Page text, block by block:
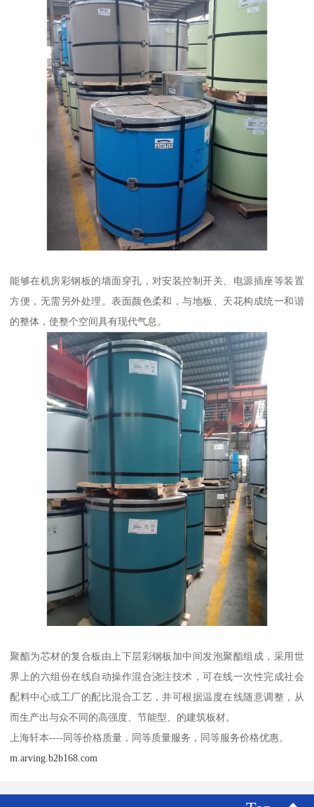
能够在机房彩钢板的墙面穿孔，对安装控制开关、电源插座等装置
方便，无需另外处理。表面颜色柔和，与地板、天花构成统一和谐
的整体，使整个空间具有现代气息。
聚酯为芯材的复合板由上下层彩钢板加中间发泡聚酯组成，采用世
界上的六组份在线自动操作混合浇注技术，可在线一次性完成社会
配料中心或工厂的配比混合工艺，并可根据温度在线随意调整，从
而生产出与众不同的高强度、节能型、的建筑板材。
上海轩本----同等价格质量，同等质量服务，同等服务价格优惠。
m.arving.b2b168.com